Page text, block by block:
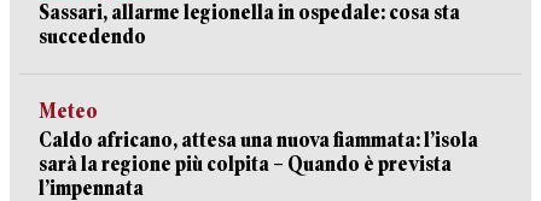
Sassari, allarme legionella in ospedale: cosa sta
succedendo
Meteo
Caldo africano, attesa una nuova fiammata: l’isola
sarà la regione più colpita – Quando è prevista
l’impennata